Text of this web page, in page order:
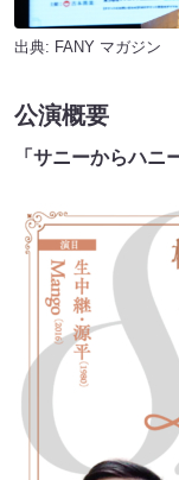
出典: FANY マガジン
公演概要
「サニーからハニ